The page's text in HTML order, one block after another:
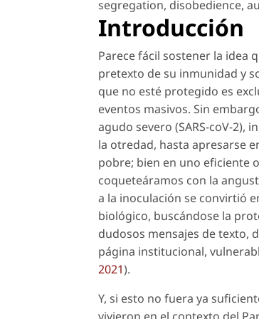
segregation, disobedience,
Introducción
Parece fácil sostener la idea
pretexto de su inmunidad y
que no esté protegido es
eventos masivos. Sin
agudo severo (SARS-coV-2),
la otredad, hasta apresarse
pobre; bien en uno eficiente
coqueteáramos con la
a la inoculación se convirtió
biológico, buscándose la
dudosos mensajes de texto,
página institucional,
2021).
Y, si esto no fuera ya